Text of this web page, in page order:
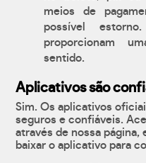
meios de
possível
proporcionam
sentido.
Aplicativos são
Sim. Os aplicativos
seguros e confiáveis.
através de nossa
baixar o aplicativo para